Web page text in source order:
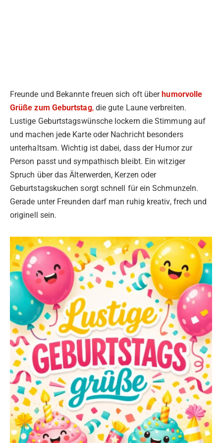
Freunde und Bekannte freuen sich oft überhumorvolle
Grüße zum Geburtstag,die gute Laune verbreiten.
Lustige Geburtstagswünsche lockern die Stimmung auf
und machen jede Karte oder Nachricht besonders
unterhaltsam. Wichtig ist dabei, dass der Humor zur
Person passt und sympathisch bleibt. Ein witziger
Spruch über das Älterwerden, Kerzen oder
Geburtstagskuchen sorgt schnell für ein Schmunzeln.
Gerade unter Freunden darf man ruhig kreativ, frech und
originell sein.